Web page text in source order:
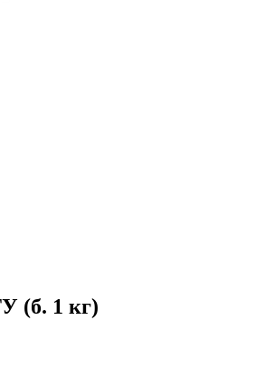
(б. 1 кг)